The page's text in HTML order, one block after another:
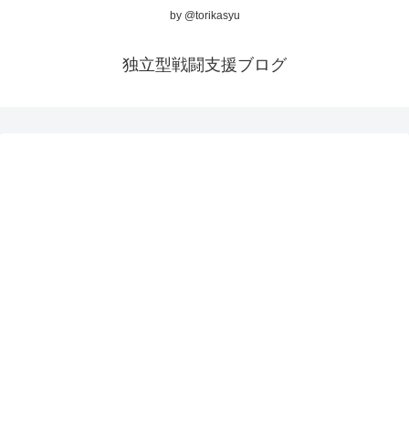
by @torikasyu
独立型戦闘支援ブログ